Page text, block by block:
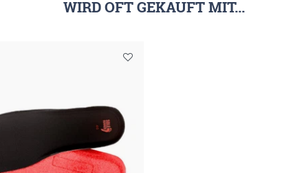
WIRD OFT GEKAUFT MIT...